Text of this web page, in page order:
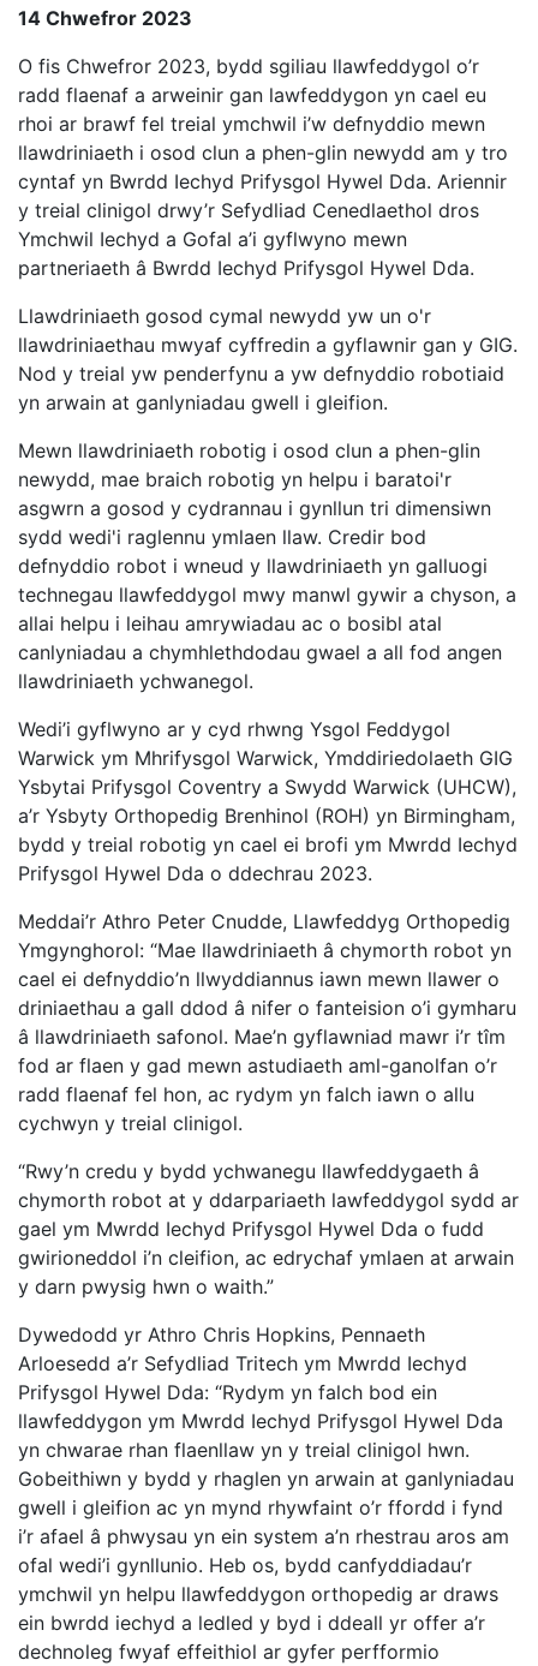
14 Chwefror 2023
O fis Chwefror 2023, bydd sgiliau llawfeddygol o’r
radd flaenaf a arweinir gan lawfeddygon yn cael eu
rhoi ar brawf fel treial ymchwil i’w defnyddio mewn
llawdriniaeth i osod clun a phen-glin newydd am y tro
cyntaf yn Bwrdd Iechyd Prifysgol Hywel Dda. Ariennir
y treial clinigol drwy’r Sefydliad Cenedlaethol dros
Ymchwil Iechyd a Gofal a’i gyflwyno mewn
partneriaeth â Bwrdd Iechyd Prifysgol Hywel Dda.
Llawdriniaeth gosod cymal newydd yw un o'r
llawdriniaethau mwyaf cyffredin a gyflawnir gan y GIG.
Nod y treial yw penderfynu a yw defnyddio robotiaid
yn arwain at ganlyniadau gwell i gleifion.
Mewn llawdriniaeth robotig i osod clun a phen-glin
newydd, mae braich robotig yn helpu i baratoi'r
asgwrn a gosod y cydrannau i gynllun tri dimensiwn
sydd wedi'i raglennu ymlaen llaw. Credir bod
defnyddio robot i wneud y llawdriniaeth yn galluogi
technegau llawfeddygol mwy manwl gywir a chyson, a
allai helpu i leihau amrywiadau ac o bosibl atal
canlyniadau a chymhlethdodau gwael a all fod angen
llawdriniaeth ychwanegol.
Wedi’i gyflwyno ar y cyd rhwng Ysgol Feddygol
Warwick ym Mhrifysgol Warwick, Ymddiriedolaeth GIG
Ysbytai Prifysgol Coventry a Swydd Warwick (UHCW),
a’r Ysbyty Orthopedig Brenhinol (ROH) yn Birmingham,
bydd y treial robotig yn cael ei brofi ym Mwrdd Iechyd
Prifysgol Hywel Dda o ddechrau 2023.
Meddai’r Athro Peter Cnudde, Llawfeddyg Orthopedig
Ymgynghorol: “Mae llawdriniaeth â chymorth robot yn
cael ei defnyddio’n llwyddiannus iawn mewn llawer o
driniaethau a gall ddod â nifer o fanteision o’i gymharu
â llawdriniaeth safonol. Mae’n gyflawniad mawr i’r tîm
fod ar flaen y gad mewn astudiaeth aml-ganolfan o’r
radd flaenaf fel hon, ac rydym yn falch iawn o allu
cychwyn y treial clinigol.
“Rwy’n credu y bydd ychwanegu llawfeddygaeth â
chymorth robot at y ddarpariaeth lawfeddygol sydd ar
gael ym Mwrdd Iechyd Prifysgol Hywel Dda o fudd
gwirioneddol i’n cleifion, ac edrychaf ymlaen at arwain
y darn pwysig hwn o waith.”
Dywedodd yr Athro Chris Hopkins, Pennaeth
Arloesedd a’r Sefydliad Tritech ym Mwrdd Iechyd
Prifysgol Hywel Dda: “Rydym yn falch bod ein
llawfeddygon ym Mwrdd Iechyd Prifysgol Hywel Dda
yn chwarae rhan flaenllaw yn y treial clinigol hwn.
Gobeithiwn y bydd y rhaglen yn arwain at ganlyniadau
gwell i gleifion ac yn mynd rhywfaint o’r ffordd i fynd
i’r afael â phwysau yn ein system a’n rhestrau aros am
ofal wedi’i gynllunio. Heb os, bydd canfyddiadau’r
ymchwil yn helpu llawfeddygon orthopedig ar draws
ein bwrdd iechyd a ledled y byd i ddeall yr offer a’r
dechnoleg fwyaf effeithiol ar gyfer perfformio